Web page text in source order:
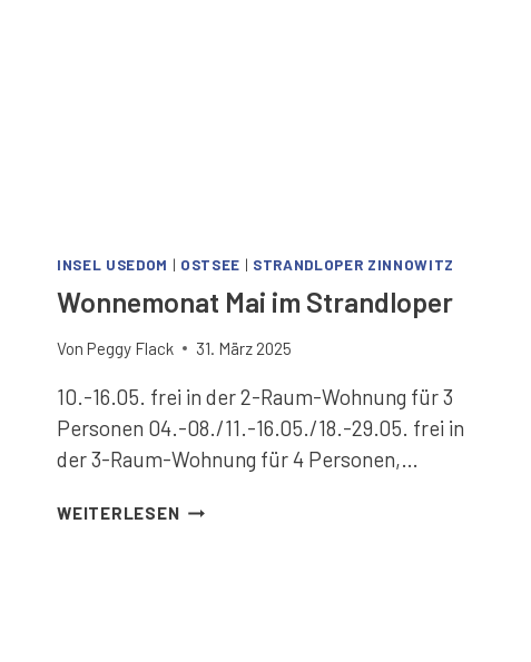
INSEL USEDOM | OSTSEE | STRANDLOPER ZINNOWITZ
Wonnemonat Mai im Strandloper
Von Peggy Flack 31. März 2025
10.-16.05. frei in der 2-Raum-Wohnung für 3
Personen 04.-08./11.-16.05./18.-29.05. frei in
der 3-Raum-Wohnung für 4 Personen,…
WEITERLESENWONNEMONAT